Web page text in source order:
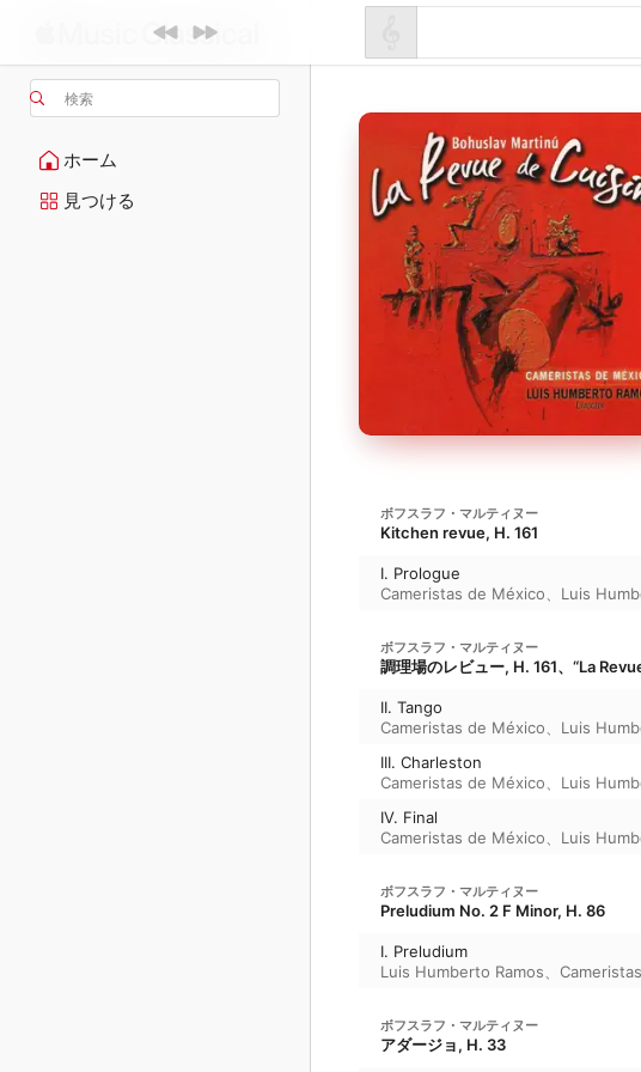
検索
ホーム
見つける
ボフスラフ・マルティヌー
Kitchen revue, H. 161
I. Prologue
Cameristas de México
Luis
ボフスラフ・マルティヌー
調理場のレビュー, H. 161、“La
II. Tango
Cameristas de México
Luis
III. Charleston
Cameristas de México
Luis
IV. Final
Cameristas de México
Luis
ボフスラフ・マルティヌー
Preludium No. 2 F Minor, H. 86
I. Preludium
Luis Humberto Ramos
ボフスラフ・マルティヌー
アダージョ, H. 33